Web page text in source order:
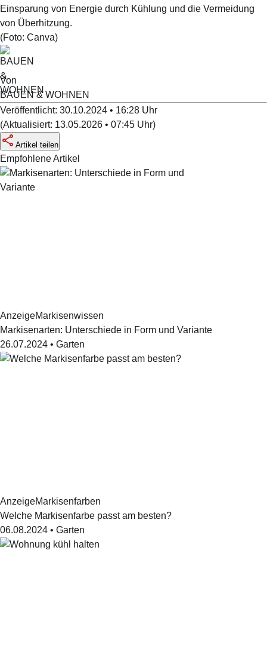
Einsparung von Energie durch Kühlung und die Vermeidung
von Überhitzung.
(Foto: Canva)
Von
BAUEN & WOHNEN
Veröffentlicht: 30.10.2024 • 16:28 Uhr
(Aktualisiert: 13.05.2026 • 07:45 Uhr)
Artikel teilen
Empfohlene Artikel
AnzeigeMarkisenwissen
Markisenarten: Unterschiede in Form und Variante
26.07.2024 • Garten
AnzeigeMarkisenfarben
Welche Markisenfarbe passt am besten?
06.08.2024 • Garten